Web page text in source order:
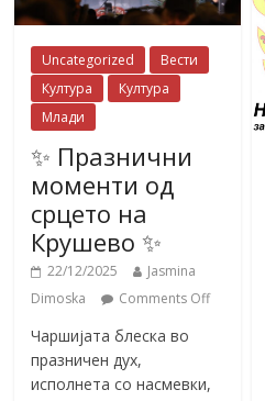
Uncategorized
Вести
Култура
Култура
Млади
✨ Празнични
моменти од
срцето на
Крушево ✨
22/12/2025
Jasmina
Dimoska
Comments Off
Чаршијата блеска во
празничен дух,
исполнета со насмевки,